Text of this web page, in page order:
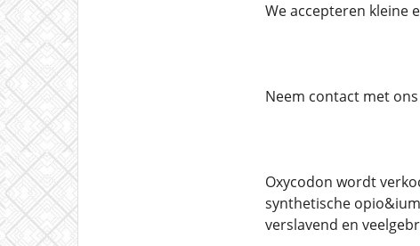
We accepteren kleine
Neem contact met
Oxycodon wordt
synthetische
verslavend en